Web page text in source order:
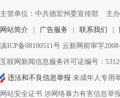
主管单位：中共德宏州委宣传部 主
网站简介 广告服务 联系我们
滇ICP备08100511号 云新网前审字
互联网新闻信息服务许可证编号：
违法和不良信息举报 未成年人专用
网站安全证书 涉网络暴力有害信息举